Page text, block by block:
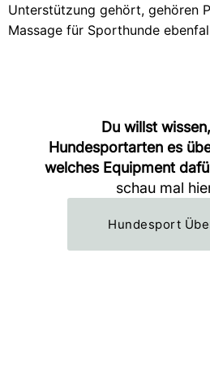
Unterstützung gehört, gehören
Massage für Sporthunde
Du willst
Hundesportarten es
welches Equipment
schau mal
Hundesport